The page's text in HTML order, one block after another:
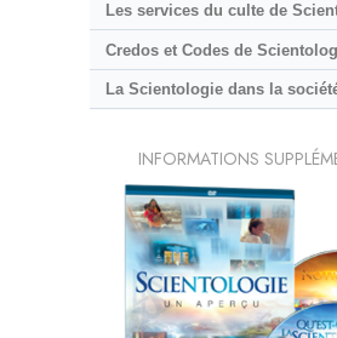
Les services du culte de
Credos et Codes de
La Scientologie dans la
INFORMATIONS